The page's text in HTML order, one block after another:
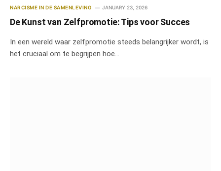
NARCISME IN DE SAMENLEVING JANUARY 23, 2026
De Kunst van Zelfpromotie: Tips voor Succes
In een wereld waar zelfpromotie steeds belangrijker wordt, is
het cruciaal om te begrijpen hoe…